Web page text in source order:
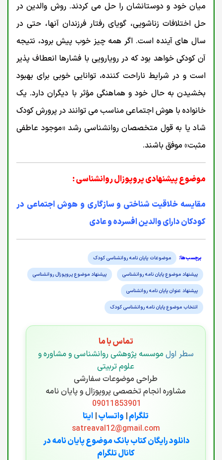
میان خود و دوستانشان را حل می کردند. روش والدین در
حل اختلافات زناشویی، گویای رفتار فرزندان آنها، حتی در
سال های آینده است. اگر همه چیز خوب پیش برود، نتیجه
آن کودکی خواهد بود که در رویارویی با فشارها انعطاف پذیر
است و در شرایط ناراحت کننده، توانایی خوبی برای بهبود
بخشیدن به حال خود و هماهنگی مؤثر با دیگران دارد. یک
خانواده با هوش اجتماعی مناسب می توانند در پرورش کودک
شاد یا به قول متخصصان روانشناسی رشد «موجود عاطفی
مثبت» موفق باشند.
موضوع پیشنهادی پروپوزال روانشناسی :
مقایسه خلاقیت شناختی و سازگاری و هوش اجتماعی در
کودکان دارای والدین افسرده و عادی
موضوعات پایان نامه روانشناسی کودک
پیشنهاد موضوع پایان نامه روانشناسی پیشنهاد موضوع پروپوزال روانشناسی
پیشنهاد عنوان پایان نامه روانشناسی
انتخاب موضوع پایان نامه روانشناسی کودک
تماس با ما
سطر اول موسسه پژوهشی روانشناسی و مشاوره و
علوم تربیتی
طراحی موضوعات سفارشی
مشاوره انجام تخصصی پروپوزال و پایان نامه
09011853901
تلگرام| واتساپ| ایتا
satreaval12@gmail.com
دانلود رایگان کتاب بانک موضوع پایان نامه در
کانال تلگرام